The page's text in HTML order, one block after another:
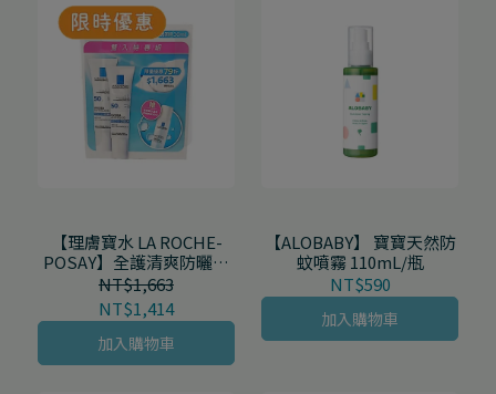
【理膚寶水 LA ROCHE-
POSAY】全護清爽防曬液
透明色雙入組
NT$1,414
NT$1,663
加入購物車
【ALOBABY】 寶寶天然防
蚊噴霧 110mL/瓶
NT$590
加入購物車